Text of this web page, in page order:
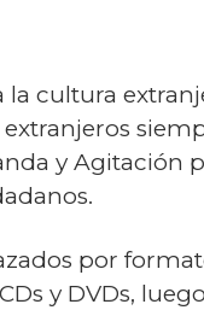
cultura
y Agitación
por
y DVDs,